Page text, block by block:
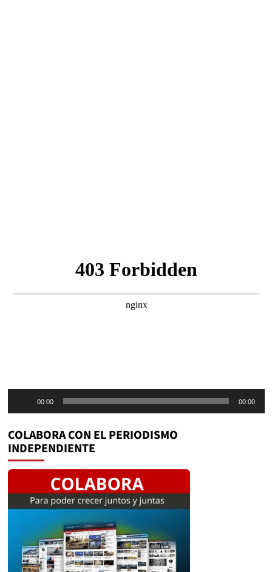
Reproductor
de
audio
00:00 00:00
COLABORA CON EL PERIODISMO
INDEPENDIENTE